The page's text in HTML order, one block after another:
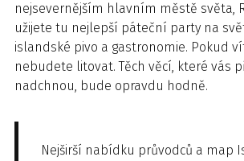
nejsevernějším hlavním městě světa,
užijete tu nejlepší páteční party na
islandské pivo a gastronomie. Pokud
nebudete litovat. Těch věcí, které vás
nadchnou, bude opravdu hodně.
Nejširší nabídku průvodců a map